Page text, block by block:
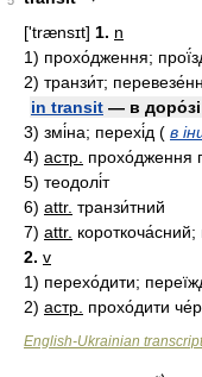
['trænsɪt] 1. n
1) прохо́дження;
2) транзи́т;
in transit — в доро́зі
3) змі́на; перехі́д ( в
4) астр. прохо́дження
5) теодолі́т
6) attr. транзи́тний
7) attr.
2. v
1) перехо́дити;
2) астр. прохо́дити
English-Ukrainian